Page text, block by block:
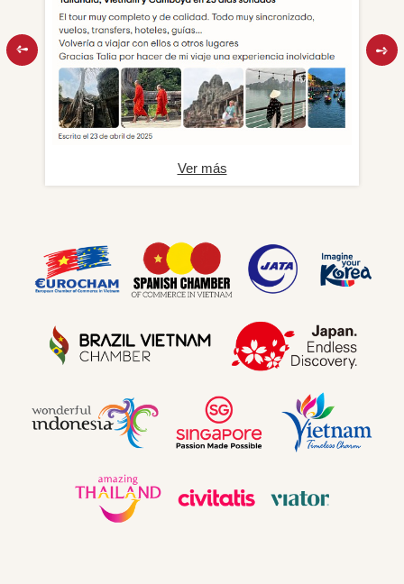
Ver más